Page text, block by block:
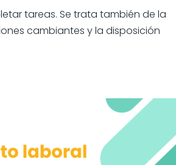
tareas. Se trata también de la
cambiantes y la disposición